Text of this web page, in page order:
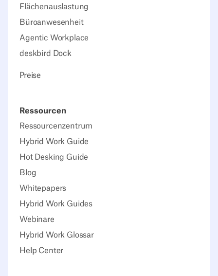
Flächenauslastung
Büroanwesenheit
Agentic Workplace
deskbird Dock
Preise
Ressourcen
Ressourcenzentrum
Hybrid Work Guide
Hot Desking Guide
Blog
Whitepapers
Hybrid Work Guides
Webinare
Hybrid Work Glossar
Help Center